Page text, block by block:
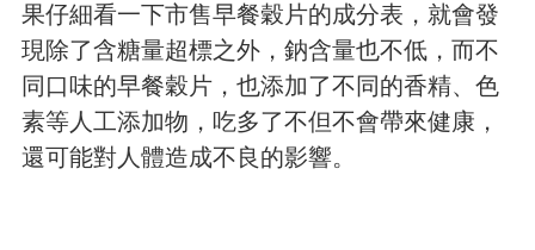
果仔細看一下市售早餐穀片的成分表，就會發
現除了含糖量超標之外，鈉含量也不低，而不
同口味的早餐穀片，也添加了不同的香精、色
素等人工添加物，吃多了不但不會帶來健康，
還可能對人體造成不良的影響。